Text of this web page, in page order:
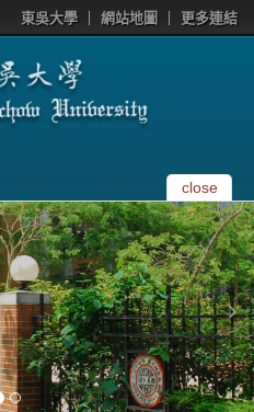
東吳大學 網站地圖 更多連結
close